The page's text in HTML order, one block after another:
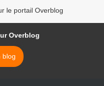
le portail Overblog
Overblog
blog